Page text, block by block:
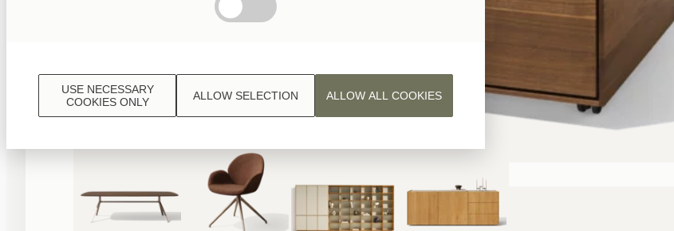
USE NECESSARY
COOKIES ONLY
ALLOW SELECTION ALLOW ALL COOKIES
Interior
Design
TEAM
7 Welt